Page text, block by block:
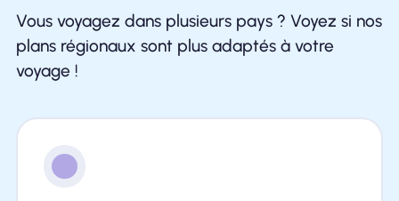
Vous voyagez dans plusieurs pays ? Voyez si nos
plans régionaux sont plus adaptés à votre
voyage !